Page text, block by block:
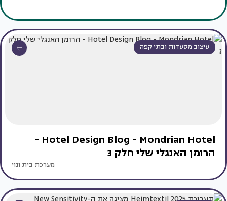
עיצוב מסעדות ובתי קפה
Hotel Design Blog - Mondrian Hotel -
הרומן האנגלי שלי חלק 3
מערכת בית ונוי